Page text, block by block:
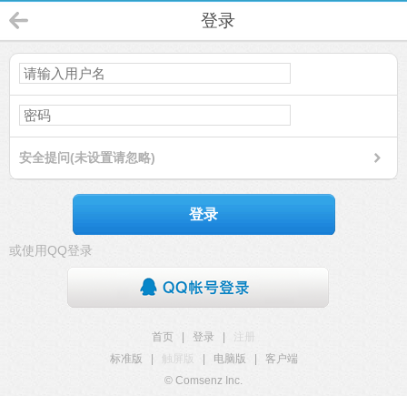
登录
安全提问(未设置请忽略)
登录
或使用QQ登录
首页 登录
注册
标准版
触屏版 电脑版
客户端
© Comsenz Inc.